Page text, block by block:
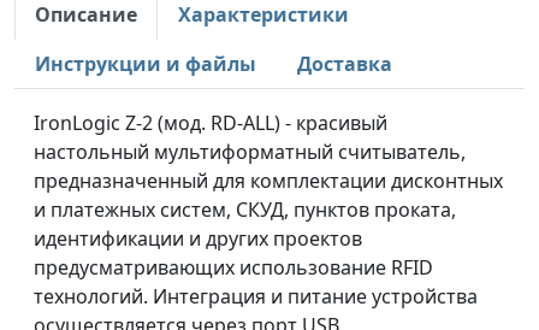
Описание
Характеристики
Инструкции и файлы
Доставка
IronLogic Z-2 (мод. RD-ALL) - красивый
настольный мультиформатный считыватель,
предназначенный для комплектации дисконтных
и платежных систем, СКУД, пунктов проката,
идентификации и других проектов
предусматривающих использование RFID
технологий. Интеграция и питание устройства